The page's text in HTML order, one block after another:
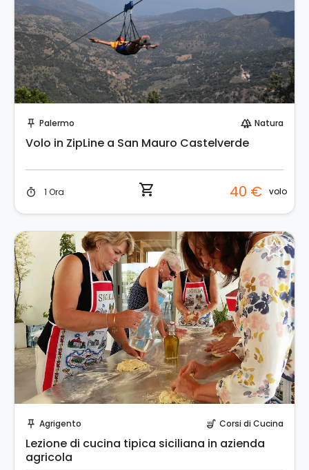
push_pin Palermo forest Natura
Volo in ZipLine a San Mauro Castelverde
timer 1 Ora shopping_cart 40 € volo
push_pin Agrigento soup_kitchen Corsi di Cucina
Lezione di cucina tipica siciliana in azienda
agricola